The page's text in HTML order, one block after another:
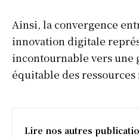
Ainsi, la convergence
innovation digitale
incontournable vers une
équitable des ressources
Lire nos autres